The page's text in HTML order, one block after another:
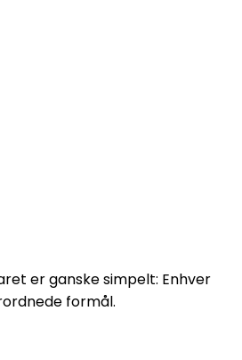
er ganske simpelt: Enhver
formål.